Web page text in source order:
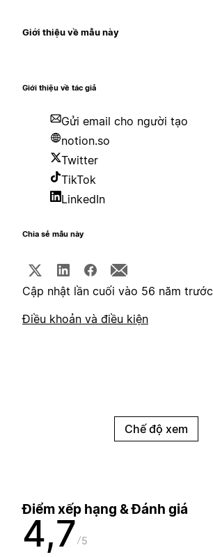
Giới thiệu về mẫu này
Giới thiệu về tác giả
Gửi email cho người tạo
notion.so
Twitter
TikTok
LinkedIn
Chia sẻ mẫu này
Cập nhật lần cuối vào 56 năm trước
Điều khoản và điều kiện
Chế độ xem
Điểm xếp hạng & Đánh giá
4,7 5